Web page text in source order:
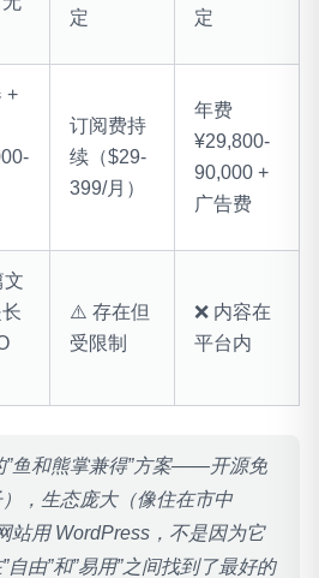
定
定
+
订阅费持
续（$29-
399/月）
年费
¥29,800-
90,000 +
广告费
文
⚠️ 存在但
受限制
❌ 内容在
平台内
”鱼和熊掌兼得”方案——开源免
，生态庞大（像住在市中
站用 WordPress，不是因为它
由”和”易用”之间找到了最好的